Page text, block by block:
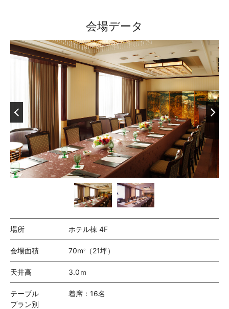
会場データ
場所 ホテル棟 4F
会場面積 70m2 （21坪）
天井高 3.0ｍ
テーブル
プラン別
着席：16名